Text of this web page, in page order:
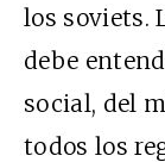
los soviets.
debe
social, del
todos los